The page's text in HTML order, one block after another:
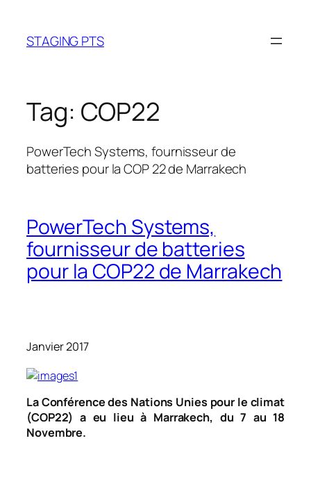
content
STAGING PTS
Tag: COP22
PowerTech Systems, fournisseur de
batteries pour la COP 22 de Marrakech
PowerTech Systems,
fournisseur de batteries
pour la COP22 de Marrakech
Janvier 2017
La Conférence des Nations Unies pour le climat
(COP22) a eu lieu à Marrakech, du 7 au 18
Novembre.